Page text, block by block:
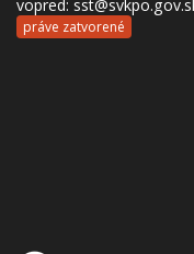
vopred:
práve zatvorené